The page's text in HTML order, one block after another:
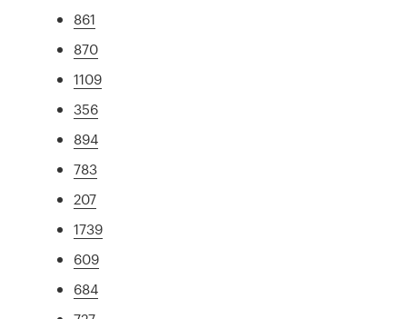
861
870
1109
356
894
783
207
1739
609
684